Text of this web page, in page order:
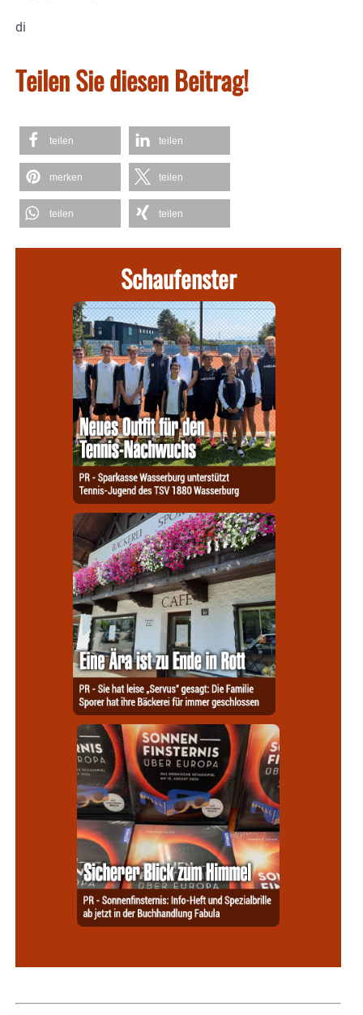
di
Teilen Sie diesen Beitrag!
teilen teilen
merken teilen
teilen teilen
Schaufenster